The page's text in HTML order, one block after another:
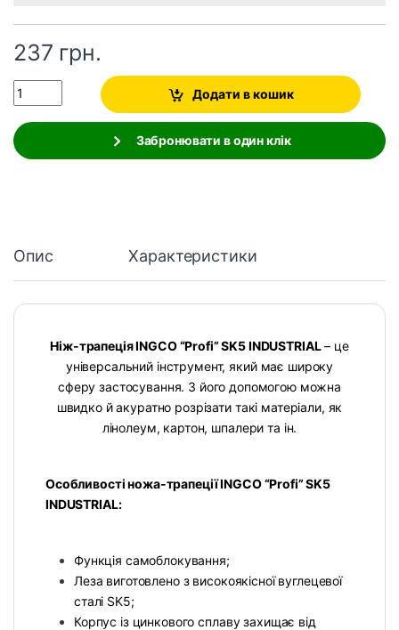
237 грн.
Quantity
Додати в кошик
Забронювати в один клік
Опис Характеристики
Ніж-трапеція INGCO “Profi” SK5 INDUSTRIAL– це
універсальний інструмент, який має широку
сферу застосування. З його допомогою можна
швидко й акуратно розрізати такі матеріали, як
лінолеум, картон, шпалери та ін.
Особливості ножа-трапеції INGCO “Profi” SK5
INDUSTRIAL:
Функція самоблокування;
Леза виготовлено з високоякісної вуглецевої
сталі SK5;
Корпус із цинкового сплаву захищає від